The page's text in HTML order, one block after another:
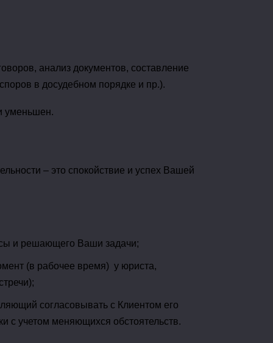
анализ документов, составление
в досудебном порядке и пр.).
уменьшен.
– это спокойствие и успех Вашей
и решающего Ваши задачи;
(в рабочее время) у юриста,
согласовывать с Клиентом его
с учетом меняющихся обстоятельств.